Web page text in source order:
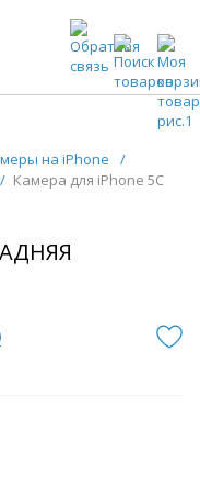
ОПТОМ
на iPhone
/
/ Камера для iPhone 5C